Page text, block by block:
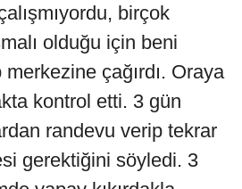
birçok
olduğu için beni
çağırdı. Oraya
kontrol etti. 3 gün
randevu verip tekrar
gerektiğini söyledi. 3